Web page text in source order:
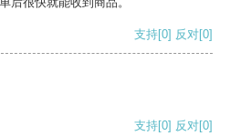
支持[0] 反对[0]
支持[0] 反对[0]